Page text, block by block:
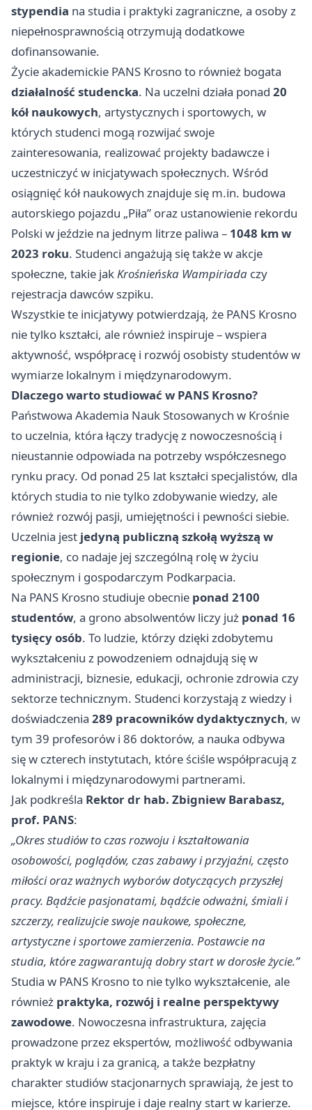
stypendia na studia i praktyki zagraniczne, a osoby z
niepełnosprawnością otrzymują dodatkowe
dofinansowanie.
Życie akademickie PANS Krosno to również bogata
działalność studencka. Na uczelni działa ponad 20
kół naukowych, artystycznych i sportowych, w
których studenci mogą rozwijać swoje
zainteresowania, realizować projekty badawcze i
uczestniczyć w inicjatywach społecznych. Wśród
osiągnięć kół naukowych znajduje się m.in. budowa
autorskiego pojazdu „Piła” oraz ustanowienie rekordu
Polski w jeździe na jednym litrze paliwa – 1048 km w
2023 roku. Studenci angażują się także w akcje
społeczne, takie jakKrośnieńska Wampiriada czy
rejestracja dawców szpiku.
Wszystkie te inicjatywy potwierdzają, że PANS Krosno
nie tylko kształci, ale również inspiruje – wspiera
aktywność, współpracę i rozwój osobisty studentów w
wymiarze lokalnym i międzynarodowym.
Dlaczego warto studiować w PANS Krosno?
Państwowa Akademia Nauk Stosowanych w Krośnie
to uczelnia, która łączy tradycję z nowoczesnością i
nieustannie odpowiada na potrzeby współczesnego
rynku pracy. Od ponad 25 lat kształci specjalistów, dla
których studia to nie tylko zdobywanie wiedzy, ale
również rozwój pasji, umiejętności i pewności siebie.
Uczelnia jest jedyną publiczną szkołą wyższą w
regionie, co nadaje jej szczególną rolę w życiu
społecznym i gospodarczym Podkarpacia.
Na PANS Krosno studiuje obecnie ponad 2100
studentów, a grono absolwentów liczy już ponad 16
tysięcy osób. To ludzie, którzy dzięki zdobytemu
wykształceniu z powodzeniem odnajdują się w
administracji, biznesie, edukacji, ochronie zdrowia czy
sektorze technicznym. Studenci korzystają z wiedzy i
doświadczenia 289 pracowników dydaktycznych, w
tym 39 profesorów i 86 doktorów, a nauka odbywa
się w czterech instytutach, które ściśle współpracują z
lokalnymi i międzynarodowymi partnerami.
Jak podkreśla Rektor dr hab. Zbigniew Barabasz,
prof. PANS:
„Okres studiów to czas rozwoju i kształtowania
osobowości, poglądów, czas zabawy i przyjaźni, często
miłości oraz ważnych wyborów dotyczących przyszłej
pracy. Bądźcie pasjonatami, bądźcie odważni, śmiali i
szczerzy, realizujcie swoje naukowe, społeczne,
artystyczne i sportowe zamierzenia. Postawcie na
studia, które zagwarantują dobry start w dorosłe życie.”
Studia w PANS Krosno to nie tylko wykształcenie, ale
również praktyka, rozwój i realne perspektywy
zawodowe. Nowoczesna infrastruktura, zajęcia
prowadzone przez ekspertów, możliwość odbywania
praktyk w kraju i za granicą, a także bezpłatny
charakter studiów stacjonarnych sprawiają, że jest to
miejsce, które inspiruje i daje realny start w karierze.